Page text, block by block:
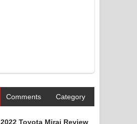
Comments Category
2022 Toyota Mirai Review